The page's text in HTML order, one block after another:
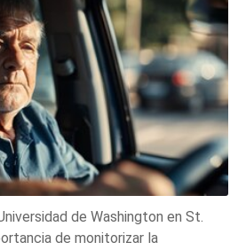
de Washington en St.
de monitorizar la